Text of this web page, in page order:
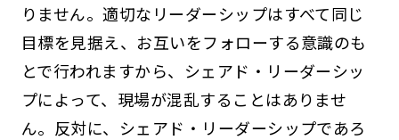
りません。適切なリーダーシップはすべて同じ
目標を見据え、お互いをフォローする意識のも
とで行われますから、シェアド・リーダーシッ
プによって、現場が混乱することはありませ
ん。反対に、シェアド・リーダーシップであろ